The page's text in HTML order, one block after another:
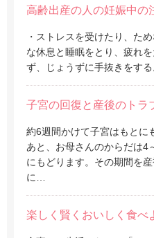
高齢出産の人の妊娠中の
・ストレスを受けたり、た
な休息と睡眠をとり、疲れ
ず、じょうずに手抜きをす
子宮の回復と産後のトラ
約6週間かけて子宮はもと
あと、お母さんのからだは4
にもどります。その期間を
に…
楽しく賢くおいしく食べ